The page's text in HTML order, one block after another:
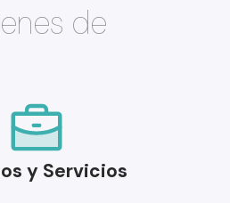
de
y Servicios